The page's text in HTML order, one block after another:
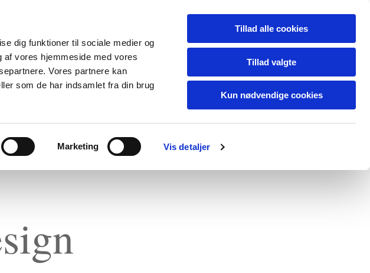
dig funktioner til sociale medier og
vores hjemmeside med vores
Vores partnere kan
som de har indsamlet fra din brug
Marketing Vis detaljer
Tillad alle cookies
Tillad valgte
Kun nødvendige cookies
Illustrationer
Foto Kontakt